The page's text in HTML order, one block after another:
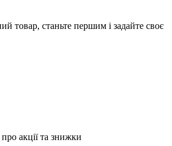
товар, станьте першим і задайте своє
акції та знижки